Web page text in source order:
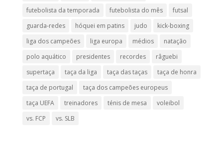
futebolista da temporada
futebolista do mês
futsal
guarda-redes
hóquei em patins judo
kick-boxing
liga dos campeões
liga europa médios
natação
polo aquático
presidentes recordes
râguebi
supertaça
taça da liga taça das taças
taça de honra
taça de portugal
taça dos campeões europeus
taça UEFA
treinadores ténis de mesa
voleibol
vs. FCP
vs. SLB